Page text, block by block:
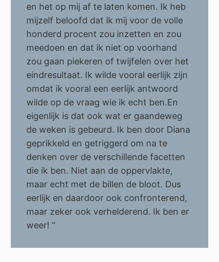
en het op mij af te laten komen. Ik heb
mijzelf beloofd dat ik mij voor de volle
honderd procent zou inzetten en zou
meedoen en dat ik niet op voorhand
zou gaan piekeren of twijfelen over het
eindresultaat. Ik wilde vooral eerlijk zijn
omdat ik vooral een eerlijk antwoord
wilde op de vraag wie ik echt ben.En
eigenlijk is dat ook wat er gaandeweg
de weken is gebeurd. Ik ben door Diana
geprikkeld en getriggerd om na te
denken over de verschillende facetten
die ik ben. Niet aan de oppervlakte,
maar echt met de billen de bloot. Dus
eerlijk en daardoor ook confronterend,
maar zeker ook verhelderend. Ik ben er
weer! “